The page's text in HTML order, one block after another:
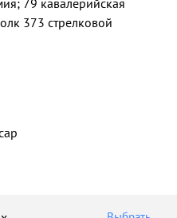
79 кавалерийская
373 стрелковой